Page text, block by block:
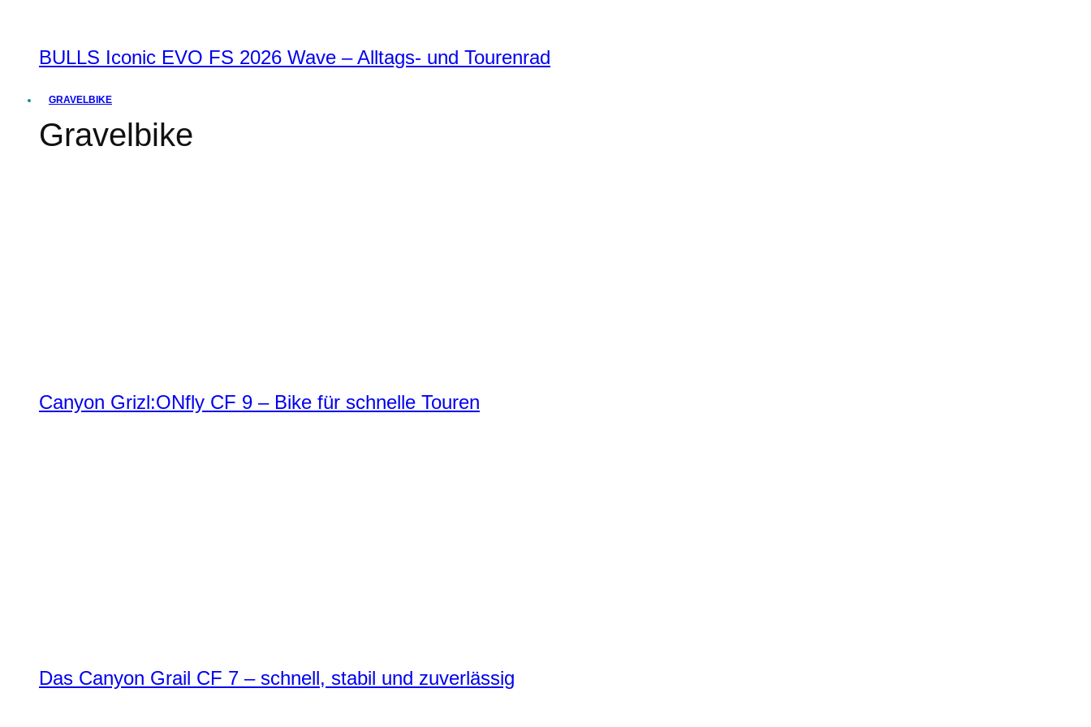
BULLS Iconic EVO FS 2026 Wave – Alltags- und Tourenrad
GRAVELBIKE
Gravelbike
Canyon Grizl:ONfly CF 9 – Bike für schnelle Touren
Das Canyon Grail CF 7 – schnell, stabil und zuverlässig